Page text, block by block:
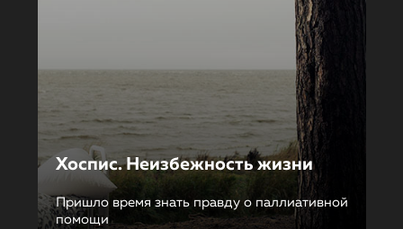
Хоспис. Неизбежность жизни
Пришло время знать правду о паллиативной
помощи